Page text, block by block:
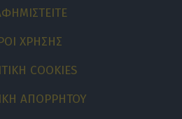
ΧΡΗΣΗΣ
COOKIES
ΑΠΟΡΡΗΤΟΥ